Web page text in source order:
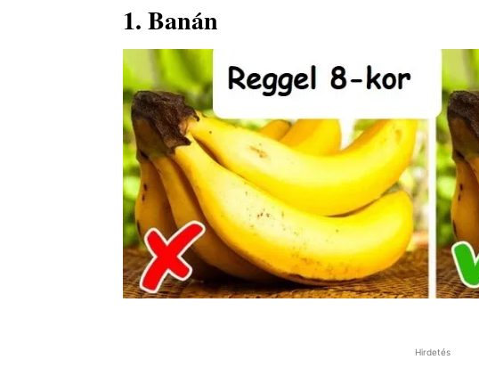
1. Banán
Hirdetés